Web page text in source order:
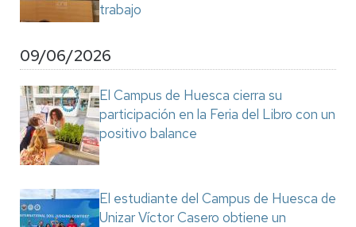
trabajo
09/06/2026
El Campus de Huesca cierra su
participación en la Feria del Libro con un
positivo balance
El estudiante del Campus de Huesca de
Unizar Víctor Casero obtiene un